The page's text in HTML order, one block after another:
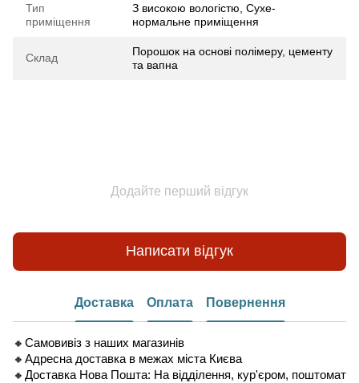
Тип
приміщення
З високою вологістю, Сухе-
нормальне приміщення
Склад
Порошок на основі полімеру, цементу
та вапна
Додайте перший відгук
Написати відгук
Доставка Оплата Повернення
🔸Самовивіз з наших магазинів
🔸Адресна доставка в межах міста Києва
🔸Доставка Нова Пошта: На відділення, кур'єром, поштомат